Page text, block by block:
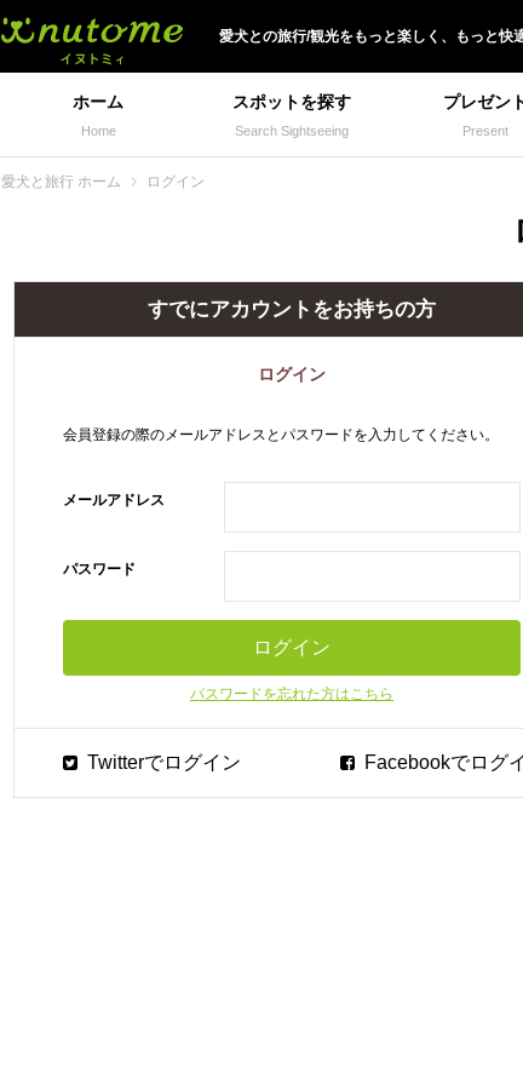
愛犬との旅行/観光をもっと楽しく、 もっと快
ホーム
Home
スポットを探す
Search Sightseeing
プレゼン
Present
愛犬と旅行 ホーム ログイン
すでにアカウントをお持ちの方
ログイン
会員登録の際のメールアドレスとパスワードを入力してください。
メールアドレス
パスワード
パスワードを忘れた方はこちら